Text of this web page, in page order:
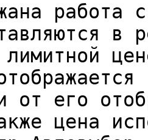
работа
лимитной
от его
цена